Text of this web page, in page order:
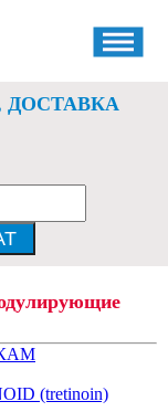
ДОСТАВКА
(tretinoin)